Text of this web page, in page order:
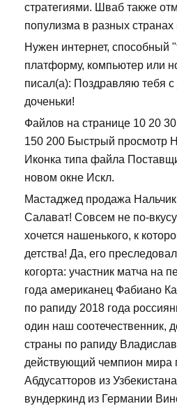
стратегиями. Шваб также
популизма в разных странах
Нужен интернет, способный
платформу, компьютер или
писал(а): Поздравляю тебя
доченьки!
Файлов на странице 10 20
150 200 Быстрый просмотр
Иконка типа файла
новом окне Искл.
Мастаджед продажа
Салават! Совсем не по-
хочется нашенького, к
детства! Да, его
когорта: участник матча на
года американец Фабиано
по рапиду 2018 года
один наш соотечественник,
страны по рапиду
действующий чемпион мира
Абдусатторов из
вундеркинд из Германии